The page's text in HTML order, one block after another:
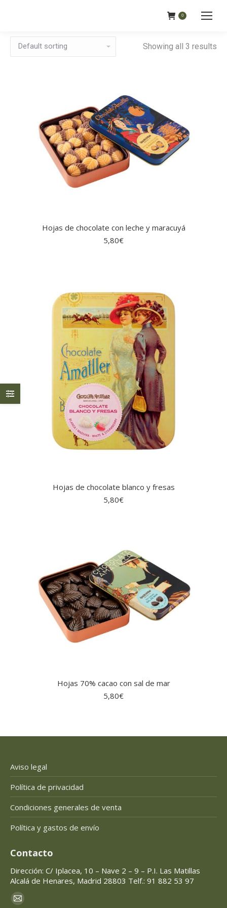
0
Showing all 3 results
Hojas de chocolate con leche y maracuyá
5,80€
Hojas de chocolate blanco y fresas
5,80€
Hojas 70% cacao con sal de mar
5,80€
Aviso legal
Política de privacidad
Condiciones generales de venta
Política y gastos de envío
Contacto
Dirección: C/ Iplacea, 10 – Nave 2 – 9 – P.I. Las Matillas
Alcalá de Henares, Madrid 28803 Telf.: 91 882 53 97
Encuéntranos en:
Mail